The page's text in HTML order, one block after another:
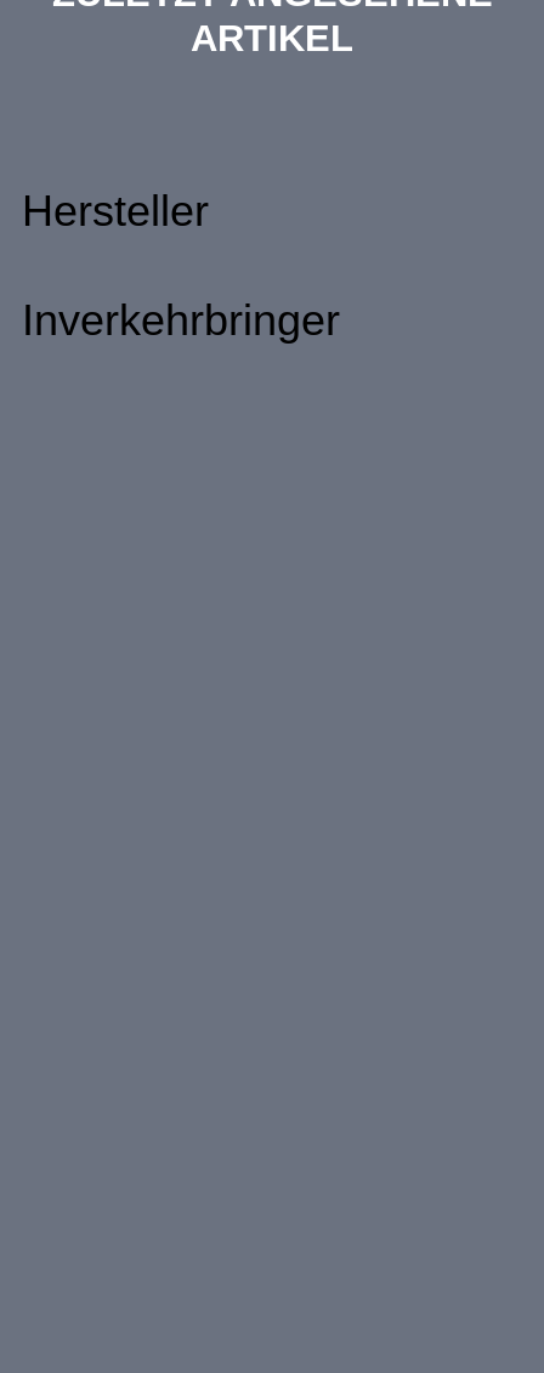
ARTIKEL
Hersteller
Inverkehrbringer